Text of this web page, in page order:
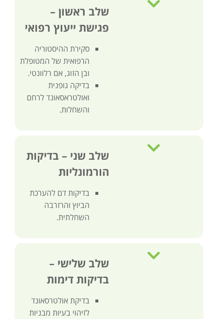
שלב ראשון –
פגישת ייעוץ רפואי
סקירת ההיסטוריה
הרפואית של המטופלת
ובן הזוג, אם רלוונטי.
בדיקה גופנית
ואולטראסאונד לרחם
והשחלות.
שלב שני – בדיקות
הורמונליות
בדיקות דם להערכת
הביוץ והרזרבה
השחלתית.
שלב שלישי –
בדיקות דימות
בדיקת אולטרסאונד
לזיהוי בעיות מבניות